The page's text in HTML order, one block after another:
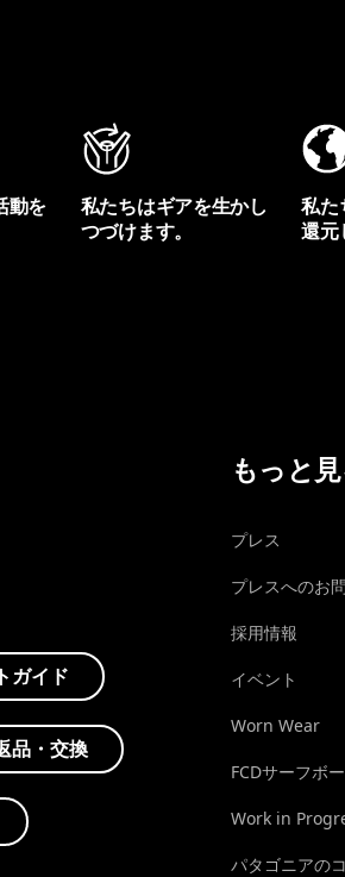
動を
私たちはギアを生かし
つづけます。
私た
還元
ガイド
品・交換
もっと
プレス
プレスへのお
採用情報
イベント
Worn Wear
FCDサーフボ
Work in
パタゴニアの